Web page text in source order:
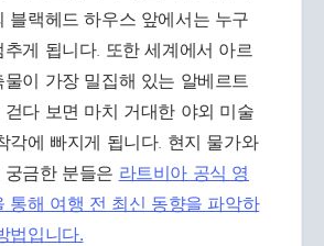
블랙헤드 하우스 앞에서는 누구
게 됩니다. 또한 세계에서 아르
이 가장 밀집해 있는 알베르트
다 보면 마치 거대한 야외 미술
각에 빠지게 됩니다. 현지 물가와
금한 분들은 라트비아 공식 영
통해 여행 전 최신 동향을 파악하
법입니다.